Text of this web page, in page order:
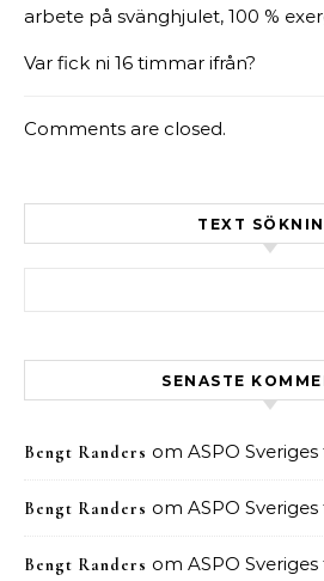
arbete på svänghjulet, 100 %
Var fick ni 16 timmar ifrån?
Comments are closed.
TEXT
SENASTE
Bengt Randers om ASPO
Bengt Randers om ASPO
Bengt Randers om ASPO